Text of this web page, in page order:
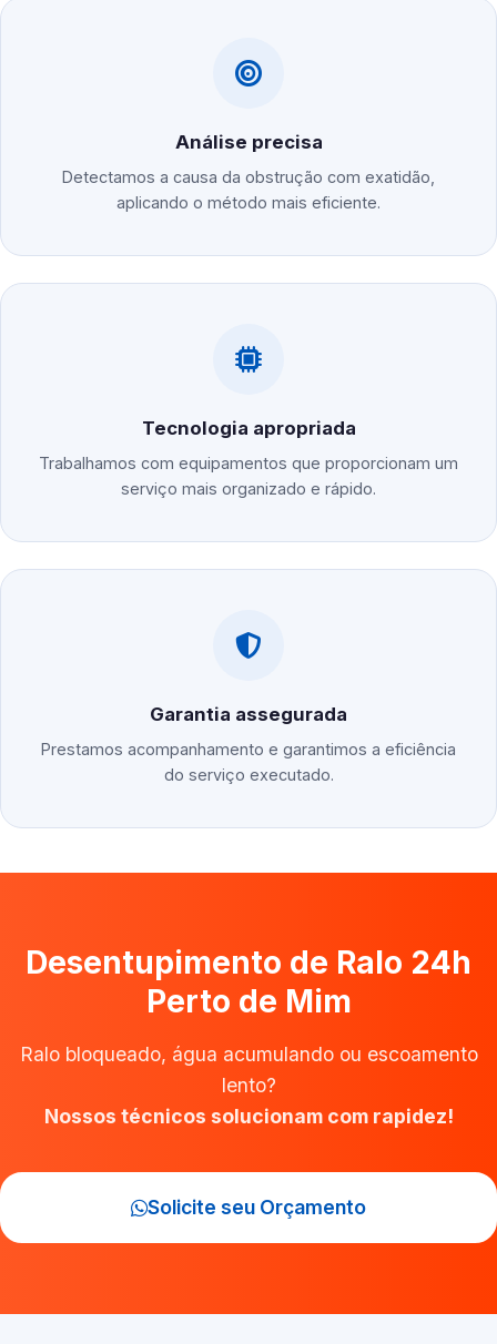
Análise precisa
Detectamos a causa da obstrução com exatidão,
aplicando o método mais eficiente.
Tecnologia apropriada
Trabalhamos com equipamentos que proporcionam um
serviço mais organizado e rápido.
Garantia assegurada
Prestamos acompanhamento e garantimos a eficiência
do serviço executado.
Desentupimento de Ralo 24h
Perto de Mim
Ralo bloqueado, água acumulando ou escoamento
lento?
Nossos técnicos solucionam com rapidez!
Solicite seu Orçamento